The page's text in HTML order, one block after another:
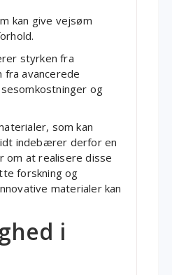
kan give vejsøm
styrken fra
avancerede
og
som kan
indebærer derfor en
om at realisere disse
forskning og
materialer kan
i